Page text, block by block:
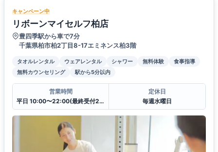
キャンペーン中
リボーンマイセルフ柏店
豊四季駅から車で7分
千葉県柏市柏2丁目8-17エミネンス柏3階
タオルレンタル ウェアレンタル シャワー 無料体験
食事指導
無料カウンセリング
駅から5分以内
営業時間
平日 10:00〜22:00(最終受付21:00)
定休日
毎週水曜日